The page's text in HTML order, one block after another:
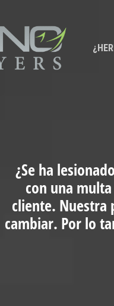
¿Se ha
con una
cliente. Nuestra
cambiar. Por lo